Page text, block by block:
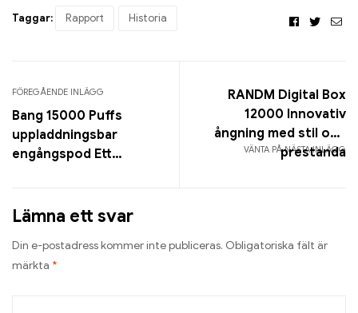
Taggar: Rapport Historia FacebookTwitter
E-
FÖREGÅENDE INLÄGG
Bang 15000 Puffs
uppladdningsbar
engångspod Ett
VÄNTA PÅ NÄSTA INLÄGG
RANDM Digital Box
12000 Innovativ
ångning med stil och
prestanda
Lämna ett svar
Din e-postadress kommer inte publiceras. Obligatoriska fält är
märkta *